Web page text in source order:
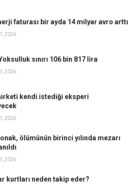
faturası bir ayda 14 milyar avro arttı
2026
sınırı 106 bin 817 lira
2026
kendi istediği eksperi
2026
ölümünün birinci yılında mezarı
2026
kurtları neden takip eder?